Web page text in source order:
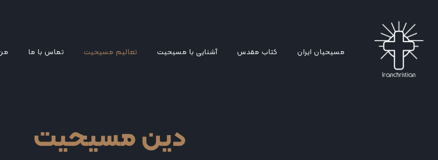
مسیحیان ایران کتاب مقدس آشنایی با مسیحیت تعالیم مسیحیت تماس با ما
دین مسیحیت